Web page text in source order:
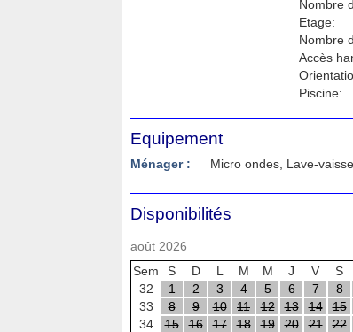
Nombre
Etage:
Nombre
Accès
Piscine:
Equipement
Ménager : Micro ondes, Lave-
Disponibilités
août 2026
Sem
S D L M M J V S
32
1 2 3 4 5 6 7
8
33
8 9 10 11 12 13 14
15
34
15 16 17 18 19 20 21
22